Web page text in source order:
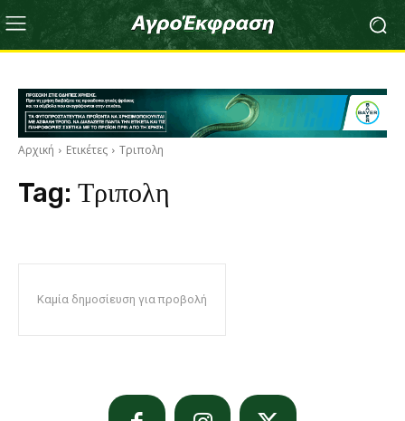
Αρχική Ετικέτες Τριπολη
Tag: Τριπολη
Καμία δημοσίευση για προβολή